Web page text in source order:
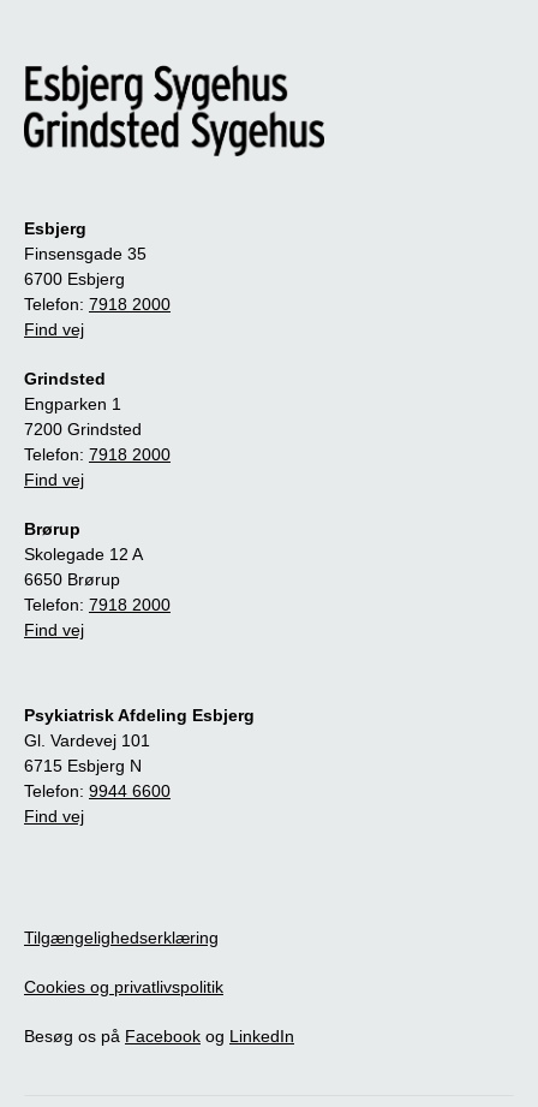
Esbjerg
Finsensgade 35
6700 Esbjerg
Telefon: 7918 2000
Find vej
Grindsted
Engparken 1
7200 Grindsted
Telefon: 7918 2000
Find vej
Brørup
Skolegade 12 A
6650 Brørup
Telefon: 7918 2000
Find vej
Psykiatrisk Afdeling Esbjerg
Gl. Vardevej 101
6715 Esbjerg N
Telefon: 9944 6600
Find vej
Tilgængelighedserklæring
Cookies og privatlivspolitik
Besøg os på Facebook og LinkedIn